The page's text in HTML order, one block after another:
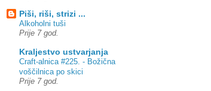
Piši, riši, strizi ...
Alkoholni tuši
Prije 7 god.
Kraljestvo ustvarjanja
Craft-alnica #225. - Božična
voščilnica po skici
Prije 7 god.